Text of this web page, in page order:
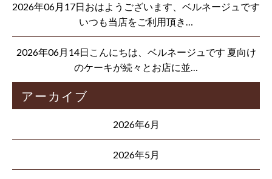
2026年06月17日おはようございます、ベルネージュです
いつも当店をご利用頂き…
2026年06月14日こんにちは、ベルネージュです 夏向け
のケーキが続々とお店に並…
アーカイブ
2026年6月
2026年5月